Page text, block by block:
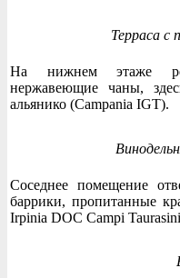
Терраса с
На нижнем этаже
нержавеющие чаны,
альянико (Campania IGT).
Соседнее помещение
баррики, пропитанные
Irpinia DOC Campi